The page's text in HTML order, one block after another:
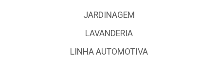
JARDINAGEM
LAVANDERIA
LINHA AUTOMOTIVA